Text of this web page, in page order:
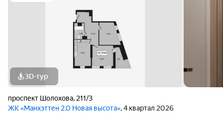
3D-тур
проспект Шолохова, 211/3
ЖК «Манхэттен 2.0 Новая высота», 4 квартал 2026